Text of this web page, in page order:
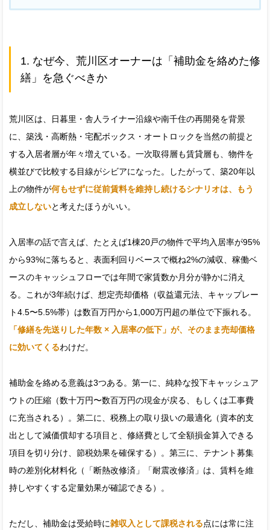
1. なぜ今、荒川区オーナーは「補助金を絡めた修
繕」を急ぐべきか
荒川区は、日暮里・舎人ライナー沿線や南千住の再開発を背景
に、築浅・高断熱・宅配ボックス・オートロックを当然の前提と
する入居者層が年々増えている。一次取得層も賃貸層も、物件を
横並びで比較する目線がシビアになった。したがって、築20年以
上の物件が何もせずに従前賃料を維持し続けるシナリオは、もう
成立しないと考えたほうがいい。
入居率の話で言えば、たとえば1棟20戸の物件で平均入居率が95%
から93%に落ちると、表面利回りベースで概ね2%の減収、稼働ベ
ースのキャッシュフローでは年間で家賃数か月分が静かに消え
る。これが3年続けば、想定売却価格（収益還元法、キャップレー
ト4.5〜5.5%帯）は数百万円から1,000万円超の単位で下振れる。
「修繕を先送りした年数 × 入居率の低下」が、そのまま売却価格
に効いてくるわけだ。
補助金を絡める意義は3つある。第一に、純粋な投下キャッシュア
ウトの圧縮（数十万円〜数百万円の現金が戻る、もしくは工事費
に充当される）。第二に、税務上の取り扱いの最適化（資本的支
出として減価償却する項目と、修繕費として全額損金算入できる
項目を切り分け、節税効果を確保する）。第三に、テナント募集
時の差別化材料化（「断熱改修済」「耐震改修済」は、賃料を維
持しやすくする定量効果が確認できる）。
ただし、補助金は受給時に雑収入として課税される点には常に注